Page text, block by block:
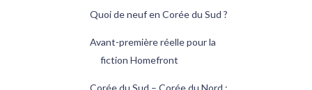
Quoi de neuf en Corée du Sud ?
Avant-première réelle pour la
fiction Homefront
Corée du Sud – Corée du Nord :